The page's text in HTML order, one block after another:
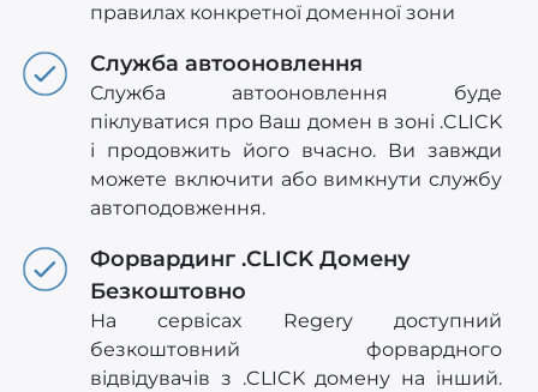
правилах конкретної доменної зони
Служба автооновлення
Служба автооновлення буде
піклуватися про Ваш домен в зоні .CLICK
і продовжить його вчасно. Ви завжди
можете включити або вимкнути службу
автоподовження.
Форвардинг .CLICK Домену
Безкоштовно
На сервісах Regery доступний
безкоштовний форвардного
відвідувачів з .CLICK домену на інший.